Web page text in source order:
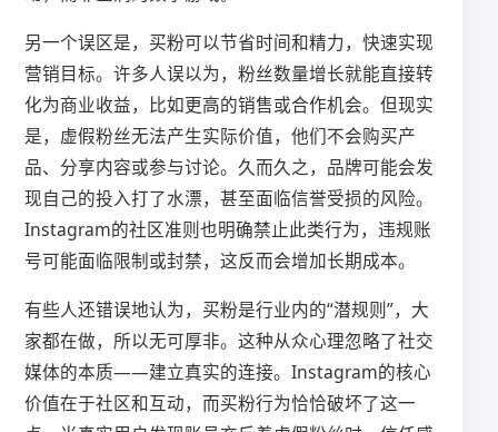
另一个误区是，买粉可以节省时间和精力，快速实现
营销目标。许多人误以为，粉丝数量增长就能直接转
化为商业收益，比如更高的销售或合作机会。但现实
是，虚假粉丝无法产生实际价值，他们不会购买产
品、分享内容或参与讨论。久而久之，品牌可能会发
现自己的投入打了水漂，甚至面临信誉受损的风险。
Instagram的社区准则也明确禁止此类行为，违规账
号可能面临限制或封禁，这反而会增加长期成本。
有些人还错误地认为，买粉是行业内的“潜规则”，大
家都在做，所以无可厚非。这种从众心理忽略了社交
媒体的本质——建立真实的连接。Instagram的核心
价值在于社区和互动，而买粉行为恰恰破坏了这一